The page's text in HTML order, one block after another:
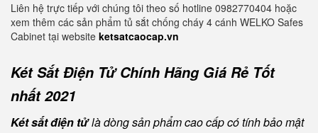
Liên hệ trực tiếp với chúng tôi theo số hotline 0982770404 hoặc
xem thêm các sản phẩm tủ sắt chống cháy 4 cánh WELKO Safes
Cabinet tại website ketsatcaocap.vn
Két Sắt Điện Tử Chính Hãng Giá Rẻ Tốt
nhất 2021
Két sắt điện tửlà dòng sản phẩm cao cấp có tính bảo mật